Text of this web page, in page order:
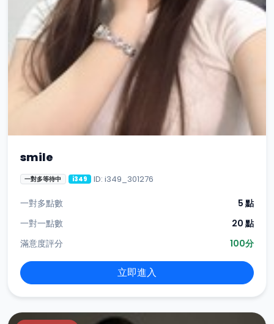
smile
一對多等待中 i349 ID: i349_301276
一對多點數
5 點
一對一點數
20 點
滿意度評分
100分
立即進入